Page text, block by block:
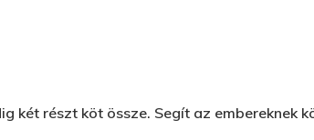
két részt köt össze. Segít az embereknek